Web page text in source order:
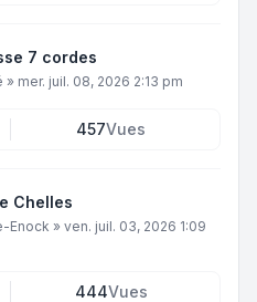
7 cordes
» mer. juil. 08, 2026 2:13 pm
457Vues
Chelles
Enock » ven. juil. 03, 2026 1:09
444Vues